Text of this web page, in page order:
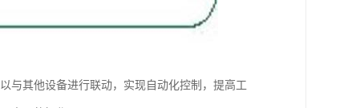
与其他设备进行联动，实现自动化控制，提高工